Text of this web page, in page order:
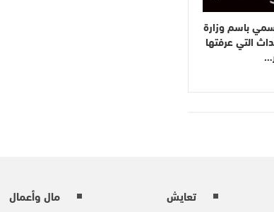
باسم وزارة
التي عرفتها
تعايش
مال وأعمال